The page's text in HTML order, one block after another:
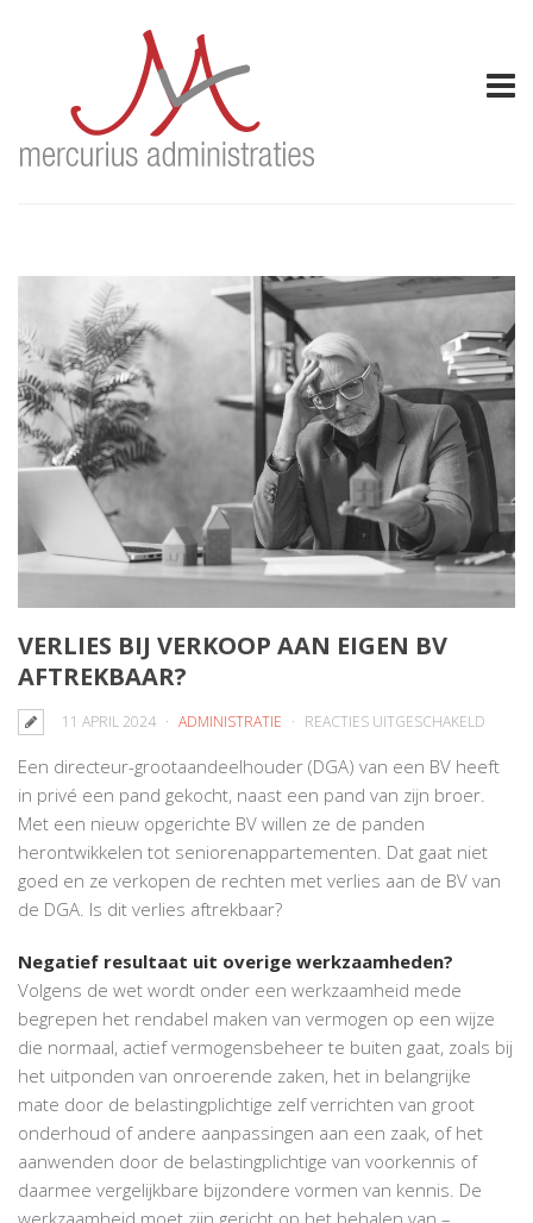
VERLIES BIJ VERKOOP AAN EIGEN BV
AFTREKBAAR?
11 APRIL 2024 ADMINISTRATIE REACTIES UITGESCHAKELD
BIJ
EIGEN
BV
Een directeur-grootaandeelhouder (DGA) van een BV heeft
in privé een pand gekocht, naast een pand van zijn broer.
Met een nieuw opgerichte BV willen ze de panden
herontwikkelen tot seniorenappartementen. Dat gaat niet
goed en ze verkopen de rechten met verlies aan de BV van
de DGA. Is dit verlies aftrekbaar?
Negatief resultaat uit overige werkzaamheden?
Volgens de wet wordt onder een werkzaamheid mede
begrepen het rendabel maken van vermogen op een wijze
die normaal, actief vermogensbeheer te buiten gaat, zoals bij
het uitponden van onroerende zaken, het in belangrijke
mate door de belastingplichtige zelf verrichten van groot
onderhoud of andere aanpassingen aan een zaak, of het
aanwenden door de belastingplichtige van voorkennis of
daarmee vergelijkbare bijzondere vormen van kennis. De
werkzaamheid moet zijn gericht op het behalen van –